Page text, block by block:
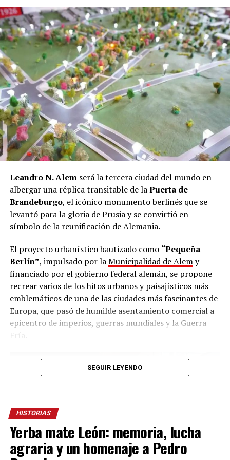
Carlos Melo hoy junto a su pequeño hijo
Sin frenos
“Tenía apenas 17 años”, comenzó su relato Melo en
comunicación conLa Voz de Misiones.Dimensionando
lo joven que era cuando abordó el camión que lo llevaría
junto a decenas de trabajadores hacia un yerbal. Como
era habitual en aquel entonces, viajaban junto a
permanecer hasta quince días en los campamentos en
los yerbales.
Según su relato, antes de emprender el viaje definitivo,
los trabajadores fueron cambiados de vehículo en una
cantina de la zona. Allí, según recordó Melo, el chofer
advirtió que los frenos del camión no estaban en
condiciones. “
respondió: ‘Dale, llévales nomás’.En esa época la
palabra del patrón era una orden. Si no cumplías, te
Aurora. Los trabajadores viajaban acostados sobre
colchones y pertenencias, apretados unos contra otros.
“Nosotros íbamos como podíamos. Sentados, acostados
o arrodillados. Había tanta gente que algunos iban
Leandro N. Alemserá la tercera ciudad del mundo en
albergar una réplica transitable de laPuerta de
Brandeburgo, el icónico monumento berlinés que se
levantó para la gloria de Prusia y se convirtió en
símbolo de la reunificación de Alemania.
El proyecto urbanístico bautizado como “Pequeña
Berlín”, impulsado por laMunicipalidad de Alemy
financiado por el gobierno federal alemán, se propone
recrear varios de los hitos urbanos y paisajísticos más
emblemáticos de una de las ciudades más fascinantes de
Europa, que pasó de humilde asentamiento comercial a
epicentro de imperios, guerras mundiales y la Guerra
Fría.
SEGUIR LEYENDO
HISTORIAS
Yerba mate León: memoria, lucha
agraria y un homenaje a Pedro